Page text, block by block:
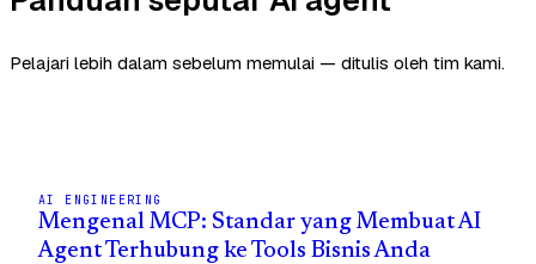
Pelajari lebih dalam sebelum memulai — ditulis oleh tim kami.
AI ENGINEERING
Mengenal MCP: Standar yang Membuat AI
Agent Terhubung ke Tools Bisnis Anda